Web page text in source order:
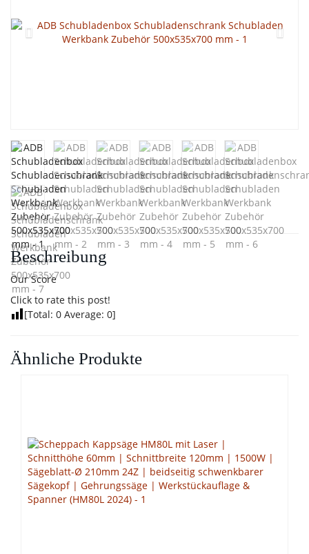
Beschreibung
Our Score
Click to rate this post!
[Total: 0 Average: 0]
Ähnliche Produkte